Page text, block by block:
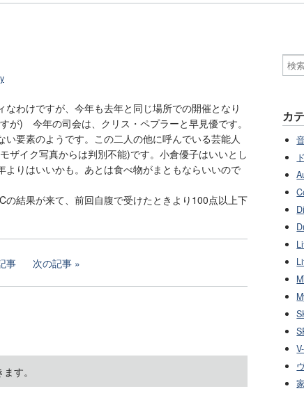
わけですが、今年も去年と同じ場所での開催となり
が) 今年の司会は、クリス・ペプラーと早見優です。
要素のようです。この二人の他に呼んでいる芸能人
ザイク写真からは判別不能)です。小倉優子はいいとし
りはいいかも。あとは食べ物がまともならいいので
結果が来て、前回自腹で受けたときより100点以上下
事 次の記事
す。
カ